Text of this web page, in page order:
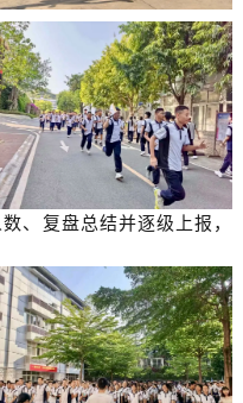
、复盘总结并逐级上报，